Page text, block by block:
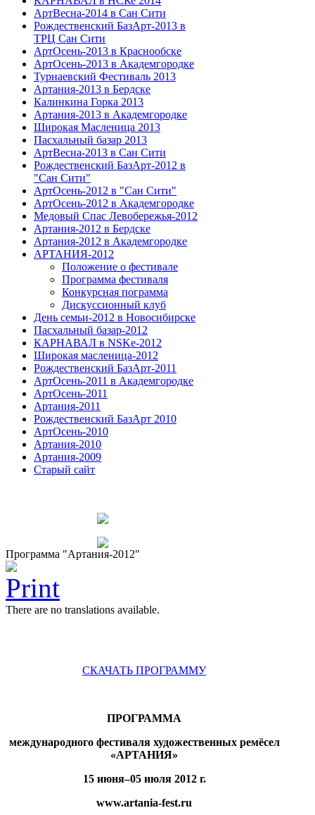
АртВесна-2014 в Сан Сити
Рождественский БазАрт-2013 в
ТРЦ Сан Сити
АртОсень-2013 в Краснообске
АртОсень-2013 в Академгородке
Турнаевский Фестиваль 2013
Артания-2013 в Бердске
Калинкина Горка 2013
Артания-2013 в Академгородке
Широкая Масленица 2013
Пасхальный базар 2013
АртВесна-2013 в Сан Сити
Рождественский БазАрт-2012 в
"Сан Сити"
АртОсень-2012 в "Сан Сити"
АртОсень-2012 в Академгородке
Медовый Спас Левобережья-2012
Артания-2012 в Бердске
Артания-2012 в Академгородке
АРТАНИЯ-2012
Положение о фестивале
Программа фестиваля
Конкурсная пограмма
Дискуссионный клуб
День семьи-2012 в Новосибирске
Пасхальный базар-2012
КАРНАВАЛ в NSKe-2012
Широкая масленица-2012
Рождественский БазАрт-2011
АртОсень-2011 в Академгородке
АртОсень-2011
Артания-2011
Рождественский БазАрт 2010
АртОсень-2010
Артания-2010
Артания-2009
Старый сайт
Программа "Артания-2012"
There are no translations available.
СКАЧАТЬ ПРОГРАММУ
ПРОГРАММА
международного фестиваля художественных ремёсел
«АРТАНИЯ»
15 июня–05 июля 2012 г.
www.artania-fest.ru